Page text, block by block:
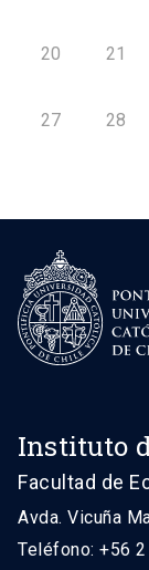
20 21
27 28
Instituto
Facultad de
Avda. Vicuña
Teléfono: +56